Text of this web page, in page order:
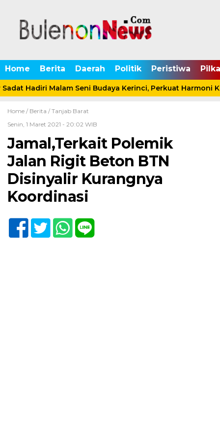
Home Berita Daerah Politik Peristiwa
Hadiri Malam Seni Budaya Kerinci, Perkuat Harmoni
Home / Berita / Tanjab Barat
Senin, 1 Maret 2021 - 20:02 WIB
Jamal,Terkait Polemik
Jalan Rigit Beton BTN
Disinyalir Kurangnya
Koordinasi